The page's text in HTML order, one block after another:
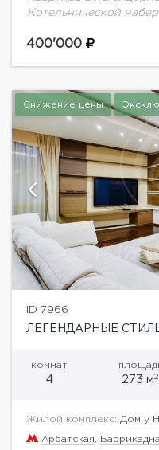
Котельнической
этаже. Квартира
400'000
Снижение цены
ID 7966
ЛЕГЕНДАРНЫЕ
комнат
4 273 м2
Жилой комплекс: Дом у
Арбатская